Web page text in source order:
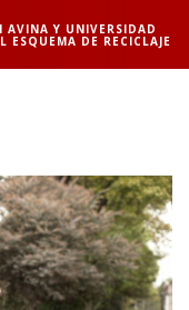
Y UNIVERSIDAD
DE RECICLAJE